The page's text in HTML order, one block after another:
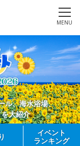
MENU
ル、海水浴場、
大紹介
イベント
ランキング